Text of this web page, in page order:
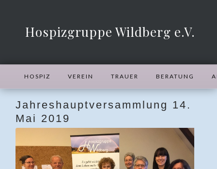
Hospizgruppe Wildberg e.V.
HOSPIZ VEREIN TRAUER BERATUNG
Jahreshauptversammlung 14.
Mai 2019